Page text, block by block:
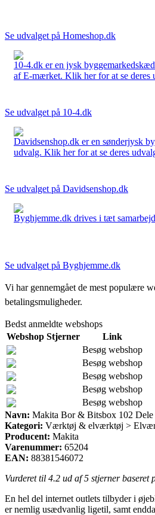
Se udvalget på Homeshop.dk
10-4.dk er en jysk
af E-mærket. Klik her for at se deres
Se udvalget på 10-4.dk
Davidsenshop.dk er en sønderjysk
udvalg. Klik her for at se deres
Se udvalget på Davidsenshop.dk
Byghjemme.dk drives i tæt
Se udvalget på Byghjemme.dk
Vi har gennemgået de mest populære
betalingsmuligheder.
Bedst anmeldte webshops
Webshop Stjerner
Link
Besøg webshop
Besøg webshop
Besøg webshop
Besøg webshop
Besøg webshop
Navn: Makita Bor & Bitsbox 102 Dele
Kategori: Værktøj & elværktøj >
Producent: Makita
Varenummer: 65204
EAN: 88381546072
Vurderet til 4.2 ud af 5 stjerner baseret
En hel del internet outlets tilbyder i
er nemlig usædvanlig ligetil, samt